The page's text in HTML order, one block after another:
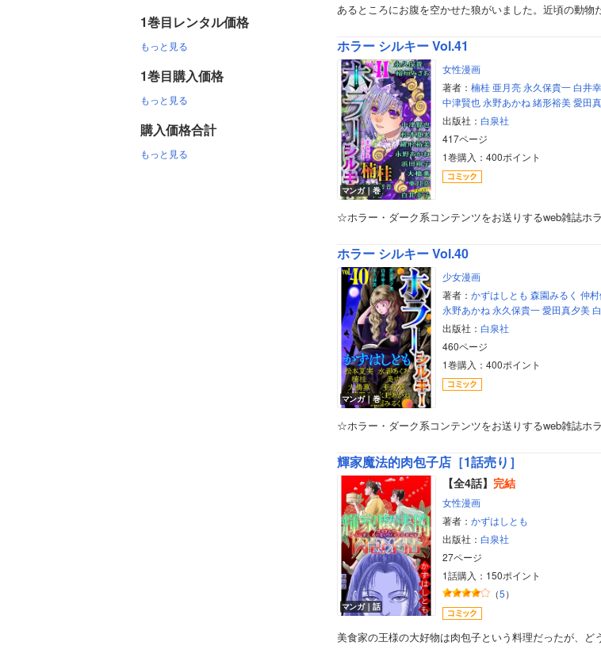
1巻目レンタル価格
もっと見る
1巻目購入価格
もっと見る
購入価格合計
もっと見る
あるところにお腹を空かせた狼がいました。近頃の動
ホラー シルキー Vol.41
マンガ｜巻
女性漫画
著者： 楠桂 亜月亮 永久保貴一 白井
中津賢也 永野あかね 緒形裕美 愛田
出版社： 白泉社
417ページ
1巻購入：400ポイント
☆ホラー・ダーク系コンテンツをお送りするweb雑誌ホ
ホラー シルキー Vol.40
マンガ｜巻
少女漫画
著者： かずはしとも 森園みるく 仲村
永野あかね 永久保貴一 愛田真夕美
出版社： 白泉社
460ページ
1巻購入：400ポイント
☆ホラー・ダーク系コンテンツをお送りするweb雑誌ホ
輝家魔法的肉包子店［1話売り］
マンガ｜話
【全4話】 完結
女性漫画
著者： かずはしとも
出版社： 白泉社
27ページ
1話購入：150ポイント
（5）
美食家の王様の大好物は肉包子という料理だったが、